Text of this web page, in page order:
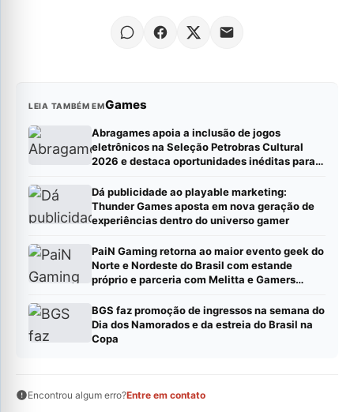
LEIA TAMBÉM EMGames
Abragames apoia a inclusão de jogos
eletrônicos na Seleção Petrobras Cultural
2026 e destaca oportunidades inéditas para
Dá publicidade ao playable marketing:
Thunder Games aposta em nova geração de
experiências dentro do universo gamer
PaiN Gaming retorna ao maior evento geek do
Norte e Nordeste do Brasil com estande
próprio e parceria com Melitta e Gamers
BGS faz promoção de ingressos na semana do
Dia dos Namorados e da estreia do Brasil na
Copa
Encontrou algum erro?Entre em contato